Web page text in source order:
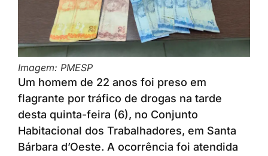
Imagem: PMESP
Um homem de 22 anos foi preso em
flagrante por tráfico de drogas na tarde
desta quinta-feira (6), no Conjunto
Habitacional dos Trabalhadores, em Santa
Bárbara d’Oeste. A ocorrência foi atendida